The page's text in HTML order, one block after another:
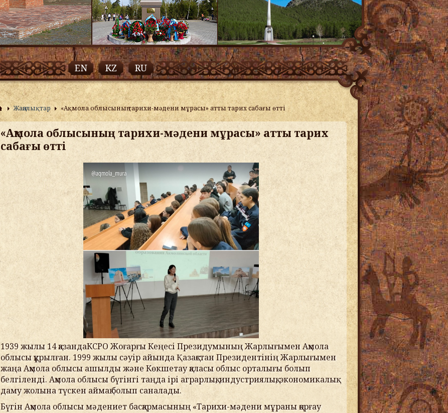
EN KZ RU
Жаңалықтар «Ақмола облысының тарихи-мәдени мұрасы» атты тарих сабағы өтті
«Ақмола облысының тарихи-мәдени мұрасы» атты тарих
сабағы өтті
1939 жылы14қазандаКСРО Жоғарғы Кеңесі Президумының Жарлығымен Ақмола
облысы құрылған. 1999 жылы сәуір айында Қазақстан Президентінің Жарлығымен
жаңа Ақмола облысы ашылды және Көкшетау қаласы облыс орталығы болып
белгіленді. Ақмола облысы бүгінгі таңда ірі аграрлық, индустриялық, экономикалық
даму жолына түскен аймақболып саналады.
БүгінАқмола облысы мәдениет басқармасының «Тарихи-мәдени мұраны қорғау